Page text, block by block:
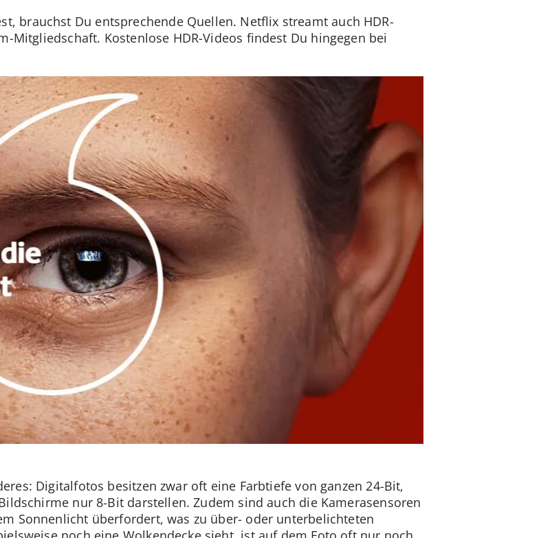
brauchst Du entsprechende Quellen. Netflix streamt auch HDR-
Mitgliedschaft. Kostenlose HDR-Videos findest Du hingegen bei
Digitalfotos besitzen zwar oft eine Farbtiefe von ganzen 24-Bit,
nur 8-Bit darstellen. Zudem sind auch die Kamerasensoren
Sonnenlicht überfordert, was zu über- oder unterbelichteten